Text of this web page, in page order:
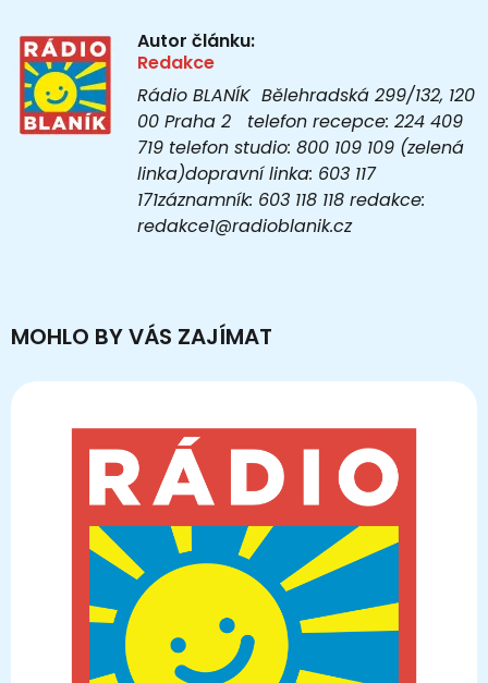
Autor článku:
Redakce
Rádio BLANÍK Bělehradská 299/132, 120
00 Praha 2 telefon recepce: 224 409
719 telefon studio: 800 109 109 (zelená
linka)dopravní linka: 603 117
171záznamník: 603 118 118 redakce:
redakce1@radioblanik.cz
MOHLO BY VÁS ZAJÍMAT